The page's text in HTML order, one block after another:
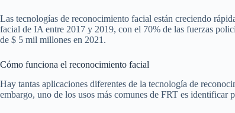
Las tecnologías de reconocimiento facial están creciendo
facial de IA entre 2017 y 2019, con el 70% de las fuerzas
de $ 5 mil millones en 2021.
Cómo funciona el reconocimiento facial
Hay tantas aplicaciones diferentes de la tecnología de
embargo, uno de los usos más comunes de FRT es identificar